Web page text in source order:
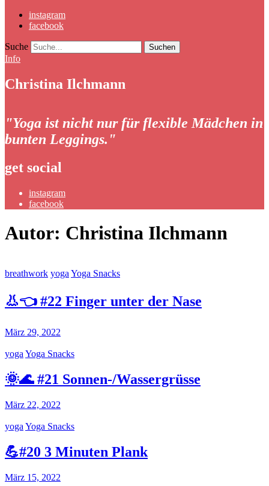
instagram
facebook
Suche
Info
Christina Ilchmann
"Yoga ist nicht nur für flexible Mädchen in
bunten Leggings."
get social
instagram
facebook
Autor: Christina Ilchmann
breathwork yoga Yoga Snacks
👃👈 #22 Finger unter der Nase
März 29, 2022
yoga Yoga Snacks
🌞🌊 #21 Sonnen-/Wassergrüsse
März 22, 2022
yoga Yoga Snacks
💪#20 3 Minuten Plank
März 15, 2022